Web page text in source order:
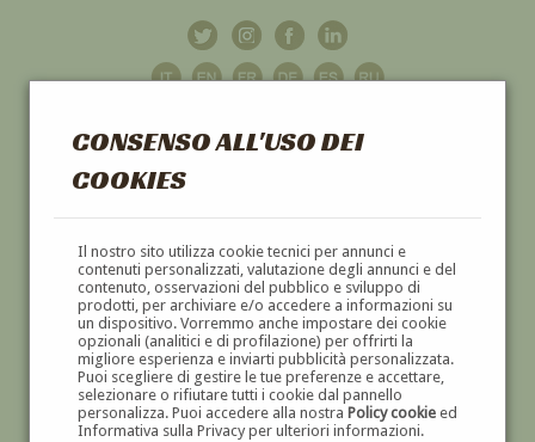
CONSENSO ALL'USO DEI
COOKIES
Il nostro sito utilizza cookie tecnici per annunci e
contenuti personalizzati, valutazione degli annunci e del
contenuto, osservazioni del pubblico e sviluppo di
prodotti, per archiviare e/o accedere a informazioni su
un dispositivo. Vorremmo anche impostare dei cookie
opzionali (analitici e di profilazione) per offrirti la
migliore esperienza e inviarti pubblicità personalizzata.
Puoi scegliere di gestire le tue preferenze e accettare,
selezionare o rifiutare tutti i cookie dal pannello
personalizza. Puoi accedere alla nostra Policy cookieed
Informativa sulla Privacy per ulteriori informazioni.
GALLERIAD'ARTE
DIPINTI E SCULTURE '800 E '900